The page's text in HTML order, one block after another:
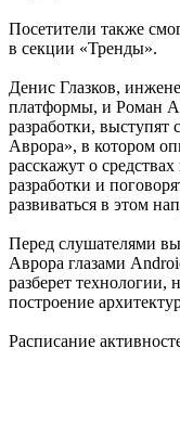
Посетители также
в секции «Тренды».
Денис Глазков,
платформы, и Роман
разработки, выступят
Аврора», в котором
расскажут о
разработки и
развиваться в этом
Перед слушателями
Аврора глазами
разберет
построение
Расписание